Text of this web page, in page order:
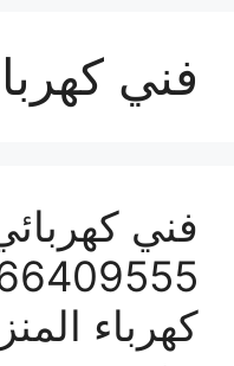
فني
فني
كهرباء